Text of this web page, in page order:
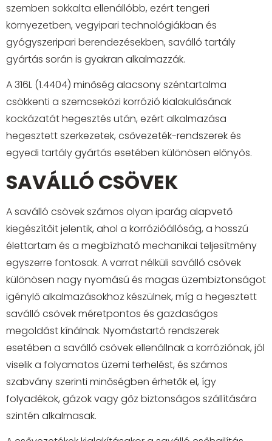
szemben sokkalta ellenállóbb, ezért tengeri
környezetben, vegyipari technológiákban és
gyógyszeripari berendezésekben, saválló tartály
gyártás során is gyakran alkalmazzák.
A 316L (1.4404) minőség alacsony széntartalma
csökkenti a szemcseközi korrózió kialakulásának
kockázatát hegesztés után, ezért alkalmazása
hegesztett szerkezetek, csővezeték-rendszerek és
egyedi tartály gyártás esetében különösen előnyös.
SAVÁLLÓ CSÖVEK
A saválló csövek számos olyan iparág alapvető
kiegészítőit jelentik, ahol a korrózióállóság, a hosszú
élettartam és a megbízható mechanikai teljesítmény
egyszerre fontosak. A varrat nélküli saválló csövek
különösen nagy nyomású és magas üzembiztonságot
igénylő alkalmazásokhoz készülnek, míg a hegesztett
saválló csövek méretpontos és gazdaságos
megoldást kínálnak. Nyomástartó rendszerek
esetében a saválló csövek ellenállnak a korróziónak, jól
viselik a folyamatos üzemi terhelést, és számos
szabvány szerinti minőségben érhetők el, így
folyadékok, gázok vagy gőz biztonságos szállítására
szintén alkalmasak.